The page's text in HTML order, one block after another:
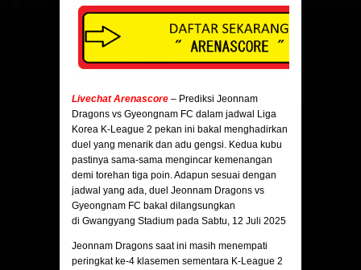
Livechat Arenascore – Prediksi Jeonnam
Dragons vs Gyeongnam FC dalam jadwal Liga
Korea K-League 2 pekan ini bakal menghadirkan
duel yang menarik dan adu gengsi. Kedua kubu
pastinya sama-sama mengincar kemenangan
demi torehan tiga poin. Adapun sesuai dengan
jadwal yang ada, duel Jeonnam Dragons vs
Gyeongnam FC bakal dilangsungkan
di Gwangyang Stadium pada Sabtu, 12 Juli 2025
Jeonnam Dragons saat ini masih menempati
peringkat ke-4 klasemen sementara K-League 2